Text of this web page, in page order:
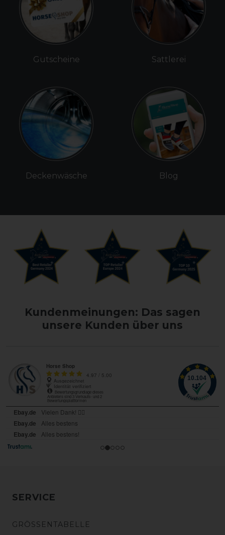
Gutscheine
Deckenwäsche
Sattlerei
Blog
Kundenmeinungen: Das sagen
unsere Kunden über uns
SERVICE
GRÖSSENTABELLE